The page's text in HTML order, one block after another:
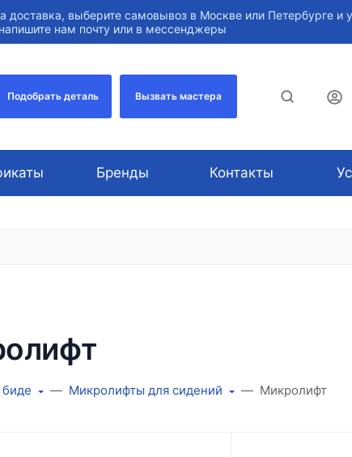
выберите самовывоз в Москве или Петербурге
нам почту или в мессенджеры
Подобрать деталь Вызвать мастера
Бренды Контакты
биде Микролифты для сидений Микролифт